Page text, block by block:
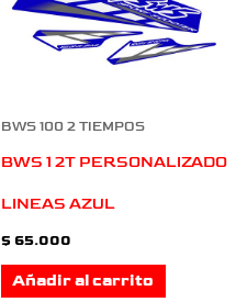
BWS 100 2 TIEMPOS
BWS 1 2T PERSONALIZADO
LINEAS AZUL
$ 65.000
Añadir al carrito